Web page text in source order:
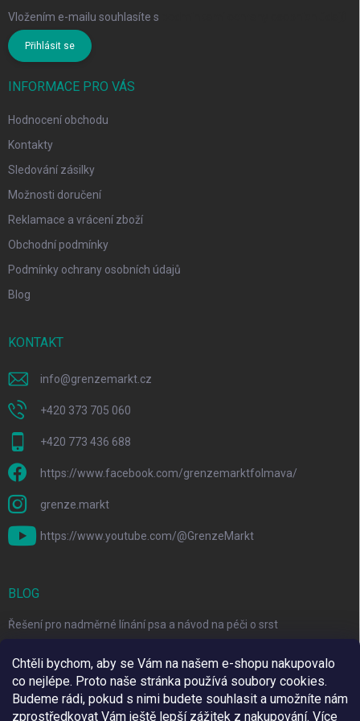
Chtěli bychom, aby se Vám na našem e-shopu nakupovalo
co nejlépe. Proto naše stránka používá soubory cookies.
Budeme rádi, pokud s nimi budete souhlasit a umožníte nám
zprostředkovat Vám ještě lepší zážitek z nakupování. Více
Vložením e-mailu souhlasíte s
Přihlásit se
INFORMACE PRO VÁS
Hodnocení obchodu
Kontakty
Sledování zásilky
Možnosti doručení
Reklamace a vrácení zboží
Obchodní podmínky
Podmínky ochrany osobních údajů
Blog
KONTAKT
info@grenzemarkt.cz
+420 373 705 060
+420 773 436 688
https://www.facebook.com/grenzemarktfolmava/
grenze.markt
https://www.youtube.com/@GrenzeMarkt
BLOG
Řešení pro nadměrné línání psa a návod na péči o srst
Top 6 značek pro domácí mazlíčky za skvělé ceny